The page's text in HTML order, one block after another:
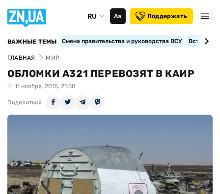
RU Аа Поддержать
ВАЖНЫЕ ТЕМЫ Смена правительства и руководства ВСУ
ГЛАВНАЯ МИР
ОБЛОМКИ A321 ПЕРЕВОЗЯТ В КАИР
11 ноября, 2015, 21:38
Поделиться